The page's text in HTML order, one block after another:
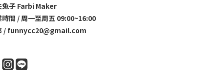
兔子 Farbi Maker
時間 / 周一至周五 09:00~16:00
/ funnycc20@gmail.com